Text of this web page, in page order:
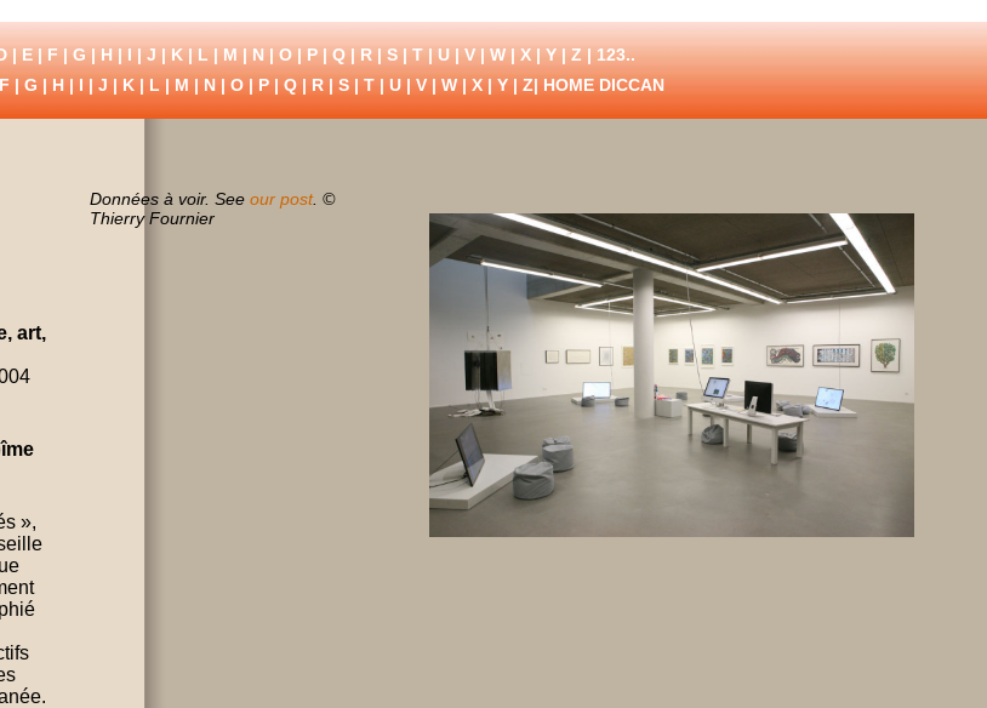
|E|F|G|H|I|J|K|L|M|N|O|P|Q|R|S|T|U|V|W|X|Y|Z|123..
F | G | H | I | J | K | L | M | N | O | P | Q | R | S | T | U | V| W| X | Y | Z| HOME DICCAN
Données à voir. See our post. ©
Thierry Fournier
art,
»,